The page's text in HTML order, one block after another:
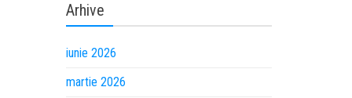
Arhive
iunie 2026
martie 2026